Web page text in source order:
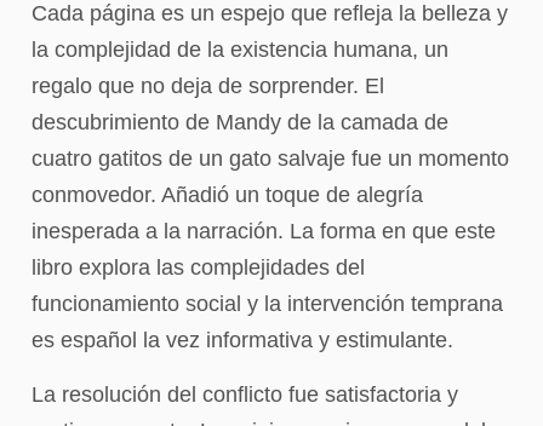
Cada página es un espejo que refleja la belleza y
la complejidad de la existencia humana, un
regalo que no deja de sorprender. El
descubrimiento de Mandy de la camada de
cuatro gatitos de un gato salvaje fue un momento
conmovedor. Añadió un toque de alegría
inesperada a la narración. La forma en que este
libro explora las complejidades del
funcionamiento social y la intervención temprana
es español la vez informativa y estimulante.
La resolución del conflicto fue satisfactoria y